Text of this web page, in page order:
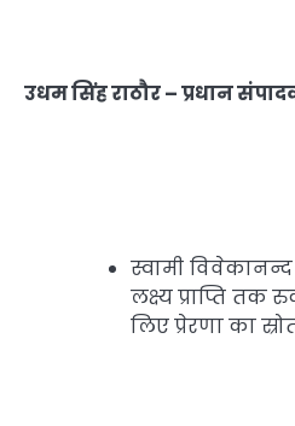
उधम सिंह राठौर – प्रधान
स्वामी
लक्ष्य प्राप्ति
लिए प्रेरणा का